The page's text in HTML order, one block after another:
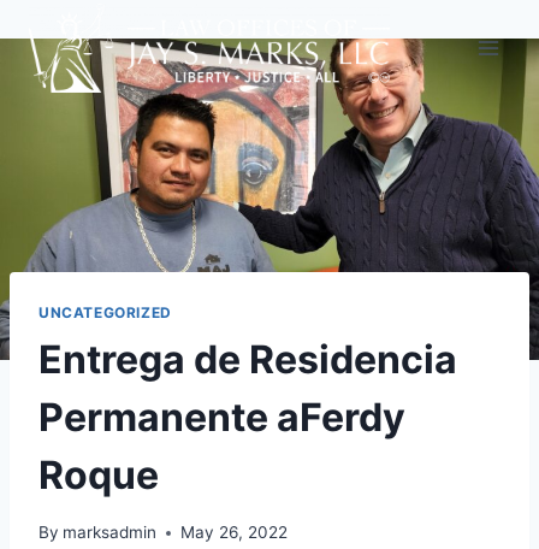
UNCATEGORIZED
Entrega de Residencia
Permanente aFerdy
Roque
By marksadmin May 26, 2022